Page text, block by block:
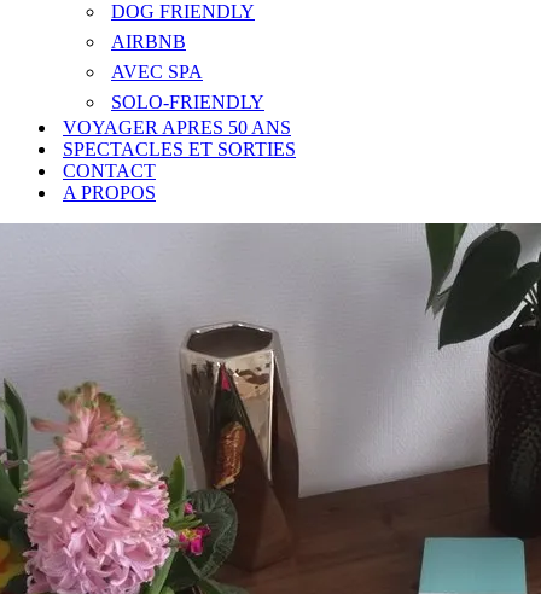
DOG FRIENDLY
AIRBNB
AVEC SPA
SOLO-FRIENDLY
VOYAGER APRES 50 ANS
SPECTACLES ET SORTIES
CONTACT
A PROPOS